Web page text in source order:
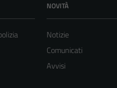
NOVITÀ
Notizie
Comunicati
Avvisi